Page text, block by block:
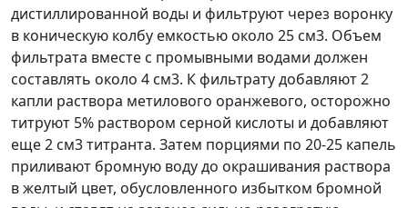
дистиллированной воды и фильтруют через воронку
в коническую колбу емкостью около 25 см3. Объем
фильтрата вместе с промывными водами должен
составлять около 4 см3. К фильтрату добавляют 2
капли раствора метилового оранжевого, осторожно
титруют 5% раствором серной кислоты и добавляют
еще 2 см3титранта. Затем порциями по 20-25 капель
приливают бромную воду до окрашивания раствора
в желтый цвет, обусловленного избытком бромной